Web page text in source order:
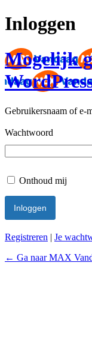
Inloggen
Mogelijk
Gebruikersnaam of e-
Wachtwoord
Onthoud mij
Registreren | Je
← Ga naar MAX